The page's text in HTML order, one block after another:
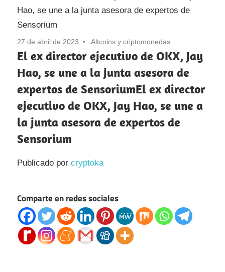
27 de abril de 2023 Altcoins y criptomonedas
El ex director ejecutivo de OKX, Jay
Hao, se une a la junta asesora de
expertos de SensoriumEl ex director
ejecutivo de OKX, Jay Hao, se une a
la junta asesora de expertos de
Sensorium
Publicado por cryptoka
Comparte en redes sociales